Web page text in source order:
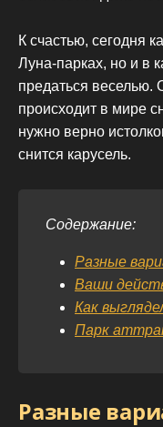
К счастью, сегодня
Луна-парках, но и в
предаться веселью.
происходит в мире
нужно верно
снится карусель.
Содержание:
Разные
Ваши
Как
Парк
Разные